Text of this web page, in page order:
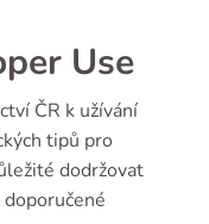
Use
ČR k užívání
tipů pro
dodržovat